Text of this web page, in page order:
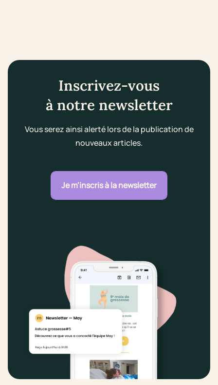
Inscrivez-vous
à notre newsletter
Vous serez ainsi alerté lors de la publication de
nouveaux articles.
Je m'inscris à la newsletter